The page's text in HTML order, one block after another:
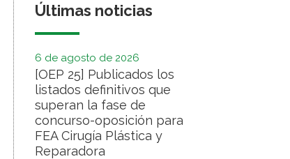
Últimas noticias
6 de agosto de 2026
[OEP 25] Publicados los
listados definitivos que
superan la fase de
concurso-oposición para
FEA Cirugía Plástica y
Reparadora